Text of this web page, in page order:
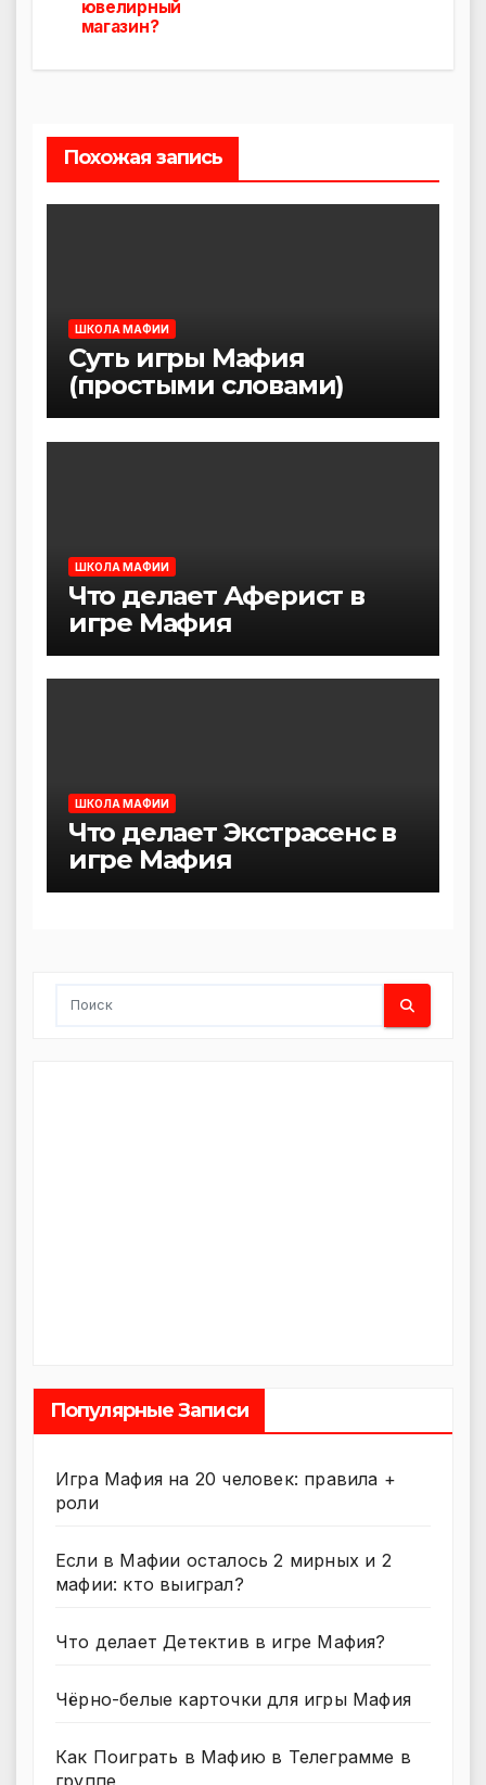
ювелирный
магазин?
Похожая запись
ШКОЛА МАФИИ
Суть игры Мафия
(простыми словами)
ШКОЛА МАФИИ
Что делает Аферист в
игре Мафия
ШКОЛА МАФИИ
Что делает Экстрасенс в
игре Мафия
Популярные Записи
Игра Мафия на 20 человек: правила +
роли
Если в Мафии осталось 2 мирных и 2
мафии: кто выиграл?
Что делает Детектив в игре Мафия?
Чёрно-белые карточки для игры Мафия
Как Поиграть в Мафию в Телеграмме в